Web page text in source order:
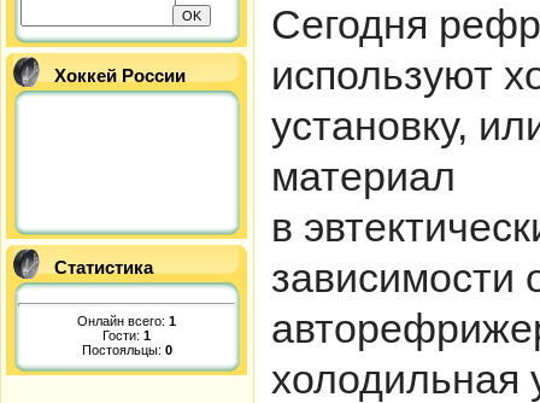
Хоккей России
Статистика
Онлайн всего: 1
Гости: 1
Постояльцы: 0
Сегодня
используют
установку,
материал
в
зависимости
холодильная